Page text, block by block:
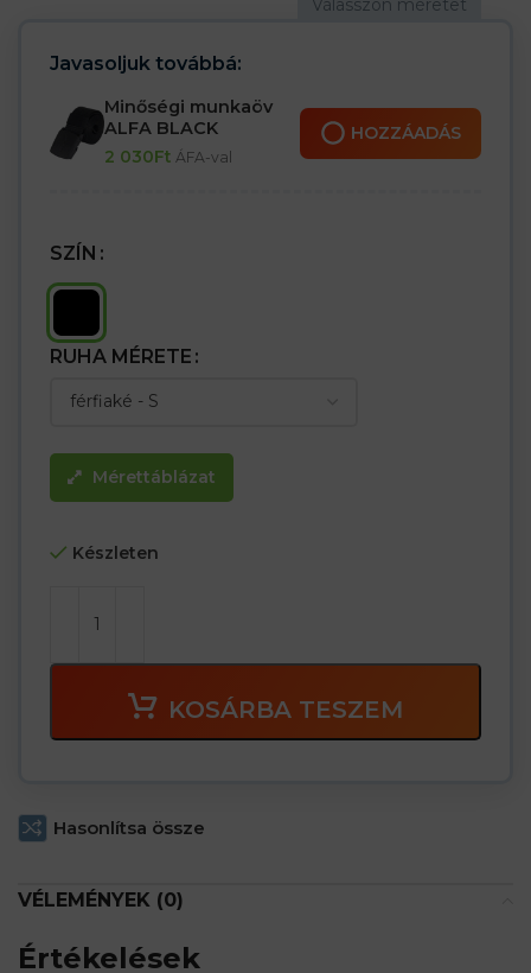
Javasoljuk továbbá:
Minőségi munkaöv
ALFA BLACK
2 030Ft ÁFA-val
HOZZÁADÁS
SZÍN
RUHA MÉRETE
Mérettáblázat
Készleten
KOSÁRBA TESZEM
Hasonlítsa össze
VÉLEMÉNYEK (0)
Értékelések